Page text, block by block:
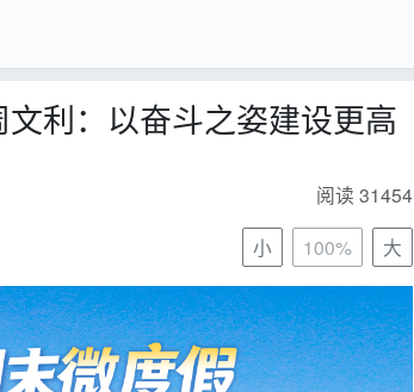
文利：以奋斗之姿建设更高
阅读 31454
小
100% 大